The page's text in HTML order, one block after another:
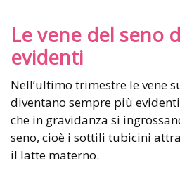
Le vene del seno
evidenti
Nell’ultimo trimestre le vene
diventano sempre più
che in gravidanza si
seno, cioè i sottili tubicini
il latte materno.